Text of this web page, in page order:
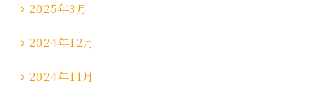
2025年3月
2024年12月
2024年11月